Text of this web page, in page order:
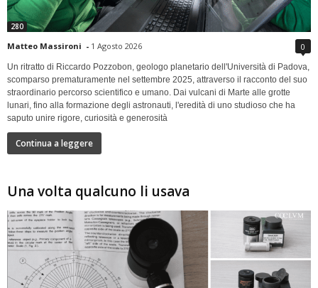
280
Matteo Massironi - 1 Agosto 2026 0
Un ritratto di Riccardo Pozzobon, geologo planetario dell'Università di Padova,
scomparso prematuramente nel settembre 2025, attraverso il racconto del suo
straordinario percorso scientifico e umano. Dai vulcani di Marte alle grotte
lunari, fino alla formazione degli astronauti, l'eredità di uno studioso che ha
saputo unire rigore, curiosità e generosità
Continua a leggere
Una volta qualcuno li usava